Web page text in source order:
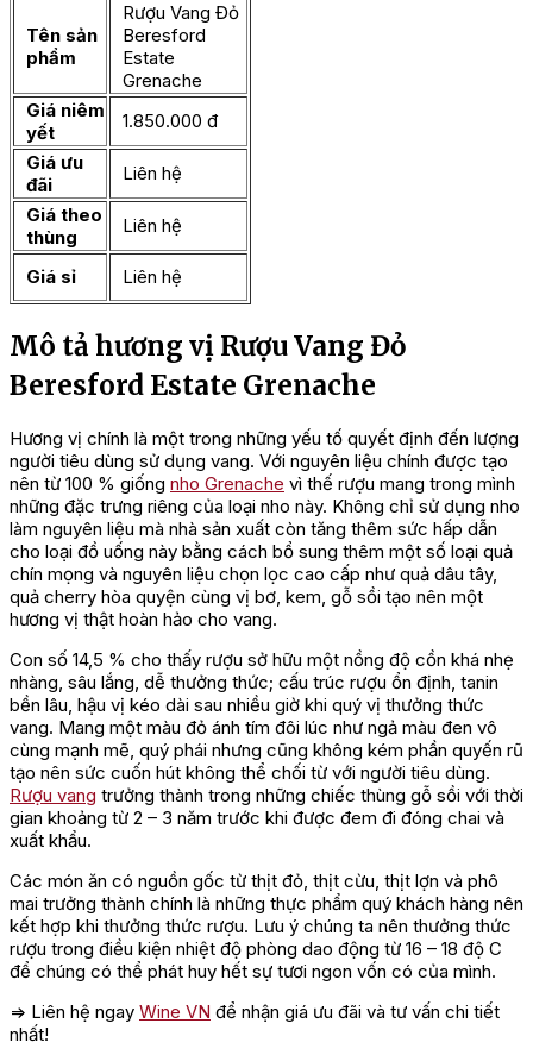
Tên sản
phẩm
Rượu Vang Đỏ
Beresford
Estate
Grenache
Giá niêm
yết
1.850.000 đ
Giá ưu
đãi
Liên hệ
Giá theo
thùng
Liên hệ
Giá sỉ Liên hệ
Mô tả hương vị Rượu Vang Đỏ
Beresford Estate Grenache
Hương vị chính là một trong những yếu tố quyết định đến lượng
người tiêu dùng sử dụng vang. Với nguyên liệu chính được tạo
nên từ 100 % giống nho Grenache vì thế rượu mang trong mình
những đặc trưng riêng của loại nho này. Không chỉ sử dụng nho
làm nguyên liệu mà nhà sản xuất còn tăng thêm sức hấp dẫn
cho loại đồ uống này bằng cách bổ sung thêm một số loại quả
chín mọng và nguyên liệu chọn lọc cao cấp như quả dâu tây,
quả cherry hòa quyện cùng vị bơ, kem, gỗ sồi tạo nên một
hương vị thật hoàn hảo cho vang.
Con số 14,5 % cho thấy rượu sở hữu một nồng độ cồn khá nhẹ
nhàng, sâu lắng, dễ thưởng thức; cấu trúc rượu ổn định, tanin
bền lâu, hậu vị kéo dài sau nhiều giờ khi quý vị thưởng thức
vang. Mang một màu đỏ ánh tím đôi lúc như ngả màu đen vô
cùng mạnh mẽ, quý phái nhưng cũng không kém phần quyến rũ
tạo nên sức cuốn hút không thể chối từ với người tiêu dùng.
Rượu vang trưởng thành trong những chiếc thùng gỗ sồi với thời
gian khoảng từ 2 – 3 năm trước khi được đem đi đóng chai và
xuất khẩu.
Các món ăn có nguồn gốc từ thịt đỏ, thịt cừu, thịt lợn và phô
mai trưởng thành chính là những thực phẩm quý khách hàng nên
kết hợp khi thưởng thức rượu. Lưu ý chúng ta nên thưởng thức
rượu trong điều kiện nhiệt độ phòng dao động từ 16 – 18 độ C
để chúng có thể phát huy hết sự tươi ngon vốn có của mình.
=> Liên hệ ngay Wine VN để nhận giá ưu đãi và tư vấn chi tiết
nhất!